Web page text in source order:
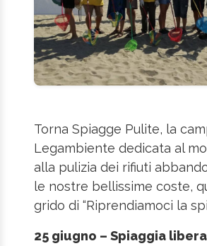
Torna Spiagge Pulite, la
Legambiente dedicata al
alla pulizia dei rifiuti
le nostre bellissime coste,
grido di “Riprendiamoci la
25 giugno – Spiaggia